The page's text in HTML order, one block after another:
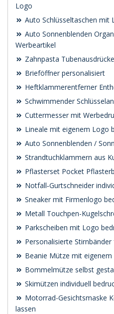
Logo
Auto Schlüsseltaschen mit
Auto Sonnenblenden
Werbeartikel
Zahnpasta
Brieföffner personalisiert
Heftklammerentferner
Schwimmender
Cuttermesser mit
Lineale mit eigenem Logo
Auto Sonnenblenden /
Strandtuchklammern aus
Pflasterset Pocket
Notfall‑Gurtschneider
Sneaker mit Firmenlogo
Metall Touchpen-
Parkscheiben mit Logo
Personalisierte
Beanie Mütze mit
Bommelmütze selbst
Skimützen individuell
Motorrad-Gesichtsmaske
lassen